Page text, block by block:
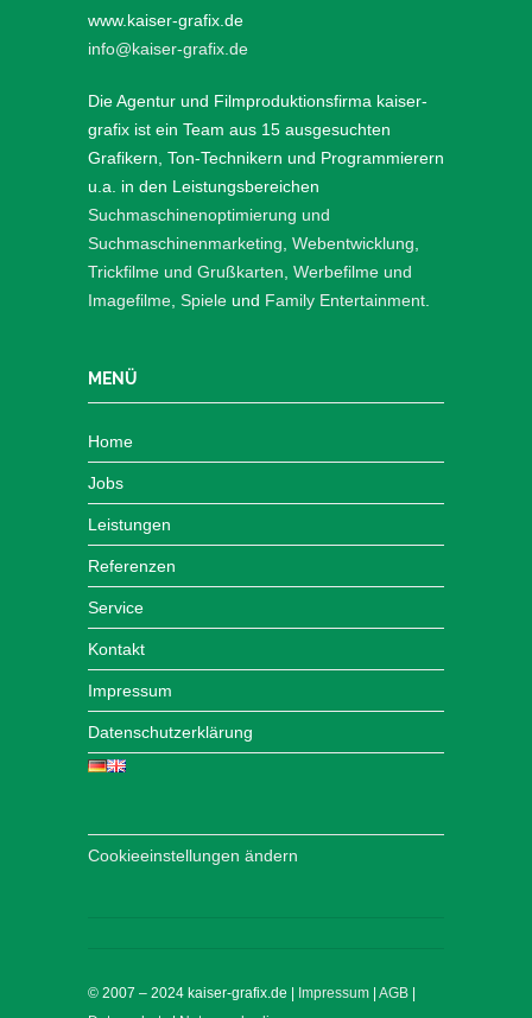
www.kaiser-grafix.de
info@kaiser-grafix.de
Die Agentur und Filmproduktionsfirma kaiser-
grafix ist ein Team aus 15 ausgesuchten
Grafikern, Ton-Technikern und Programmierern
u.a. in den Leistungsbereichen
Suchmaschinenoptimierung und
Suchmaschinenmarketing Webentwicklung
Trickfilme und Grußkarten Werbefilme und
Imagefilme Spiele und Family Entertainment
MENÜ
Home
Jobs
Leistungen
Referenzen
Service
Kontakt
Impressum
Datenschutzerklärung
Cookieeinstellungen ändern
© 2007 – 2024 kaiser-grafix.de | Impressum | AGB |